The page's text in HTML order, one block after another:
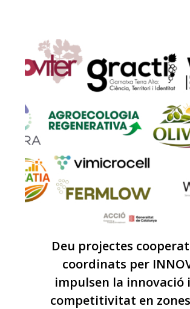
participació d’
Vitivinícola Catalài elTech
Cluster, amb la col·laboració d’
inspiració delBarcelona Travel
Deu projectes
coordinats per
impulsen la innovació
competitivitat en